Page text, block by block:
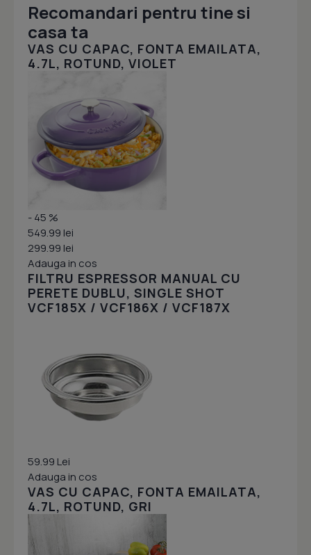
Recomandari pentru tine si
casa ta
VAS CU CAPAC, FONTA EMAILATA,
4.7L, ROTUND, VIOLET
- 45 %
549.99 lei
299.99 lei
Adauga in cos
FILTRU ESPRESSOR MANUAL CU
PERETE DUBLU, SINGLE SHOT
VCF185X / VCF186X / VCF187X
59.99 Lei
Adauga in cos
VAS CU CAPAC, FONTA EMAILATA,
4.7L, ROTUND, GRI